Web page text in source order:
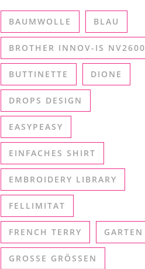
BAUMWOLLE BLAU
BROTHER INNOV-IS NV2600
BUTTINETTE DIONE
DROPS DESIGN
EASYPEASY
EINFACHES SHIRT
EMBROIDERY LIBRARY
FELLIMITAT
FRENCH TERRY GARTEN
GROSSE GRÖSSEN